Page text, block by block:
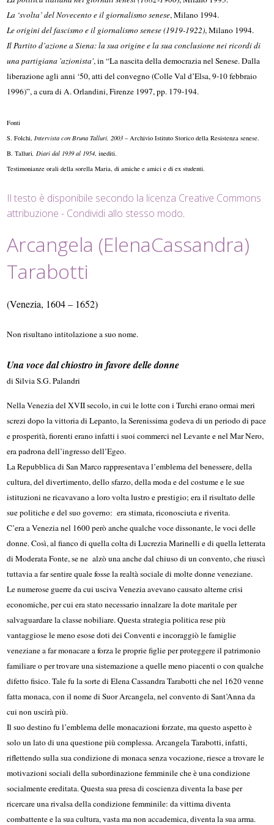
La ‘svolta’ del Novecento e il giornalismo senese, Milano 1994.
Le origini del fascismo e il giornalismo senese (1919-1922), Milano 1994.
Il Partito d’azione a Siena: la sua origine e la sua conclusione nei ricordi di
una partigiana 'azionista', in “La nascita della democrazia nel Senese. Dalla
liberazione agli anni ‘50, atti del convegno (Colle Val d’Elsa, 9-10 febbraio
1996)”, a cura di A. Orlandini, Firenze 1997, pp. 179-194.
Fonti
S. Folchi, Intervista con Bruna Talluri, 2003 – Archivio Istituto Storico della Resistenza senese.
B. Talluri , Diari dal 1939 al 1954 , inediti.
Testimonianze orali della sorella Maria, di amiche e amici e di ex studenti.
Il testo è disponibile secondo la licenza Creative Commons
attribuzione - Condividi allo stesso modo.
Arcangela (ElenaCassandra)
Tarabotti
(Venezia, 1604 – 1652)
Non risultano intitolazione a suo nome.
Una voce dal chiostro in favore delle donne
di Silvia S.G. Palandri
Nella Venezia del XVII secolo, in cui le lotte con i Turchi erano ormai meri
screzi dopo la vittoria di Lepanto, la Serenissima godeva di un periodo di pace
e prosperità, fiorenti erano infatti i suoi commerci nel Levante e nel Mar Nero,
era padrona dell’ingresso dell’Egeo.
La Repubblica di San Marco rappresentava l’emblema del benessere, della
cultura, del divertimento, dello sfarzo, della moda e del costume e le sue
istituzioni ne ricavavano a loro volta lustro e prestigio; era il risultato delle
sue politiche e del suo governo: era stimata, riconosciuta e riverita.
C’era a Venezia nel 1600 però anche qualche voce dissonante, le voci delle
donne. Così, al fianco di quella colta di Lucrezia Marinelli e di quella letterata
di Moderata Fonte, se ne alzò una anche dal chiuso di un convento, che riuscì
tuttavia a far sentire quale fosse la realtà sociale di molte donne veneziane.
Le numerose guerre da cui usciva Venezia avevano causato alterne crisi
economiche, per cui era stato necessario innalzare la dote maritale per
salvaguardare la classe nobiliare. Questa strategia politica rese più
vantaggiose le meno esose doti dei Conventi e incoraggiò le famiglie
veneziane a far monacare a forza le proprie figlie per proteggere il patrimonio
familiare o per trovare una sistemazione a quelle meno piacenti o con qualche
difetto fisico. Tale fu la sorte di Elena Cassandra Tarabotti che nel 1620 venne
fatta monaca, con il nome di Suor Arcangela, nel convento di Sant’Anna da
cui non uscirà più.
Il suo destino fu l’emblema delle monacazioni forzate, ma questo aspetto è
solo un lato di una questione più complessa. Arcangela Tarabotti, infatti,
riflettendo sulla sua condizione di monaca senza vocazione, riesce a trovare le
motivazioni sociali della subordinazione femminile che è una condizione
socialmente ereditata. Questa sua presa di coscienza diventa la base per
ricercare una rivalsa della condizione femminile: da vittima diventa
combattente e la sua cultura, vasta ma non accademica, diventa la sua arma.